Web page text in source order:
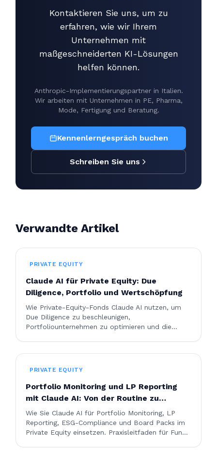
Kontaktieren Sie uns, um zu
erfahren, wie wir Ihrem
Unternehmen mit
maßgeschneiderten KI-Lösungen
helfen können.
Anthropic-Implementierungspartner in Italien.
Wir arbeiten mit Unternehmen in PE, Pharma,
Mode, Fertigung und Beratung.
Kennenlerngespräch buchen
Schreiben Sie uns
Verwandte Artikel
PRIVATE EQUITY
Claude AI für Private Equity: Due
Diligence, Portfolio und Wertschöpfung
Wie Private-Equity-Fonds Claude AI nutzen, um
Due Diligence zu beschleunigen,
Portfoliounternehmen zu optimieren und die
PRIVATE EQUITY
Portfolio Monitoring und LP Reporting
mit Claude AI: Von der Routine zu
strategischen Erkenntnissen
Wie Sie Claude AI für Portfolio Monitoring, LP
Reporting, ESG-Compliance und Board Packs im
Private Equity einsetzen. Praxisleitfaden für Fund